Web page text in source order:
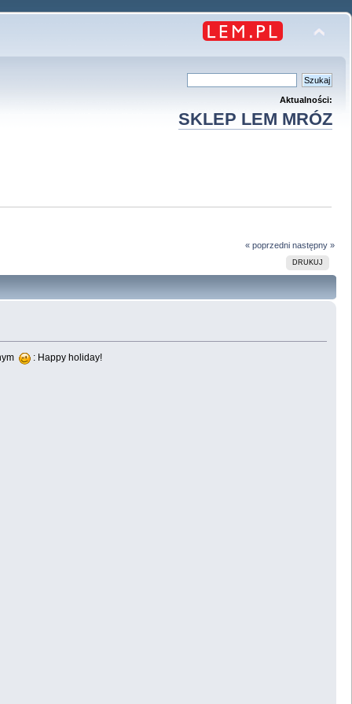
Aktualności:
SKLEP LEM MRÓZ
« poprzedni następny »
DRUKUJ
: Happy holiday!